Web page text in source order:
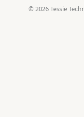
© 2026 Tessie